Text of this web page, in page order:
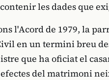
les dades que
l'Acord de 1979, la
en un termini breu
que ha oficiat el
del matrimoni